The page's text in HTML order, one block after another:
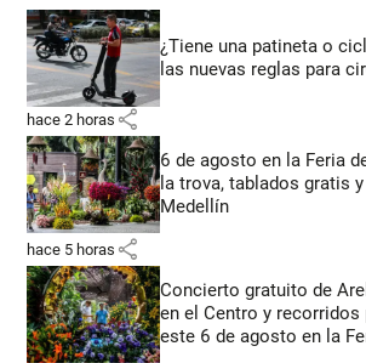
¿Tiene una patineta o
las nuevas reglas para
hace 2 horas share
6 de agosto en la Feria
la trova, tablados gratis
Medellín
hace 5 horas share
Concierto gratuito de
en el Centro y recorridos
este 6 de agosto en la